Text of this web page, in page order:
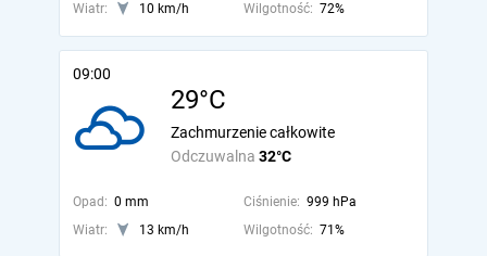
Wiatr:
10 km/h Wilgotność: 72%
09:00
29°C
Odczuwalna 32°C
Zachmurzenie całkowite
Opad: 0 mm Ciśnienie: 999 hPa
Wiatr:
13 km/h Wilgotność: 71%